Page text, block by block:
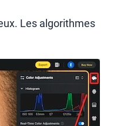
Les algorithmes